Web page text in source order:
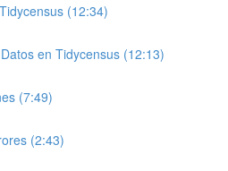
(12:34)
en Tidycensus (12:13)
(7:49)
(2:43)